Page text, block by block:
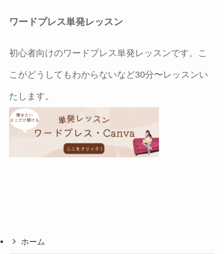
ワードプレス単発レッスン
初心者向けのワードプレス単発レッスンです。こ
こがどうしてもわからないなど30分〜レッスンい
たします。
ホーム